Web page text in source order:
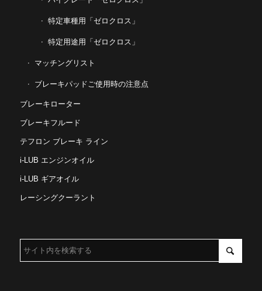
特定車種用「ゼロクロス」
特定用途用「ゼロクロス」
マッチングリスト
ブレーキパッドご使用時の注意点
ブレーキローター
ブレーキフルード
テフロン ブレーキ ライン
i-LUB エンジンオイル
i-LUB ギアオイル
レーシングクーラント